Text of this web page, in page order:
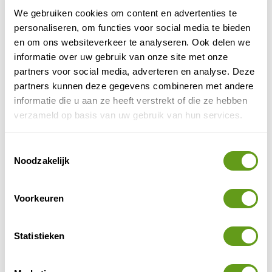
We gebruiken cookies om content en advertenties te
personaliseren, om functies voor social media te bieden
en om ons websiteverkeer te analyseren. Ook delen we
informatie over uw gebruik van onze site met onze
partners voor social media, adverteren en analyse. Deze
partners kunnen deze gegevens combineren met andere
informatie die u aan ze heeft verstrekt of die ze hebben
verzameld op basis van uw gebruik van hun services.
Noodzakelijk
Voorkeuren
Statistieken
Van Verre - Bouwstenen en rondreizen
Individuele reis, Bouwstenen
Van de Amazone in Colombia tot de grillige
Andes, bekijk de vele rondreizen in Zuid-Amerika
bij Van Verre reisspecialist.
BEKIJK
Ontdek de indrukwekkende Amazone.